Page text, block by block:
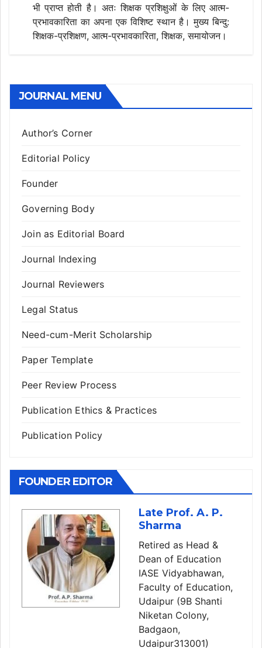
भी प्राप्त होती है। अतः शिक्षक प्रशिक्षुओं के लिए आत्म-
प्रभावकारिता का अपना एक विशिष्ट स्थान है। मुख्य बिन्दु:
शिक्षक-प्रशिक्षण, आत्म-प्रभावकारिता, शिक्षक, समायोजन।
JOURNAL MENU
Author’s Corner
Editorial Policy
Founder
Governing Body
Join as Editorial Board
Journal Indexing
Journal Reviewers
Legal Status
Need-cum-Merit Scholarship
Paper Template
Peer Review Process
Publication Ethics & Practices
Publication Policy
FOUNDER EDITOR
Late Prof. A. P.
Sharma
Retired as Head &
Dean of Education
IASE Vidyabhawan,
Faculty of Education,
Udaipur (9B Shanti
Niketan Colony,
Badgaon,
Udaipur313001)